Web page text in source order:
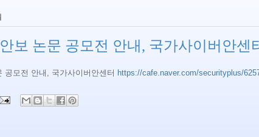
보 논문 공모전 안내, 국가사이버안센
공모전 안내, 국가사이버안센터 https://cafe.naver.com/securityplus/